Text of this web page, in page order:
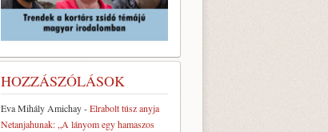
HOZZÁSZÓLÁSOK
Eva Mihály Amichay-Elrabolt túsz anyja
Netanjahunak: „A lányom egy hamaszos